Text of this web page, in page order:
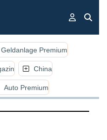
Geldanlage Premium
China
Auto Premium
ARTIKEL,